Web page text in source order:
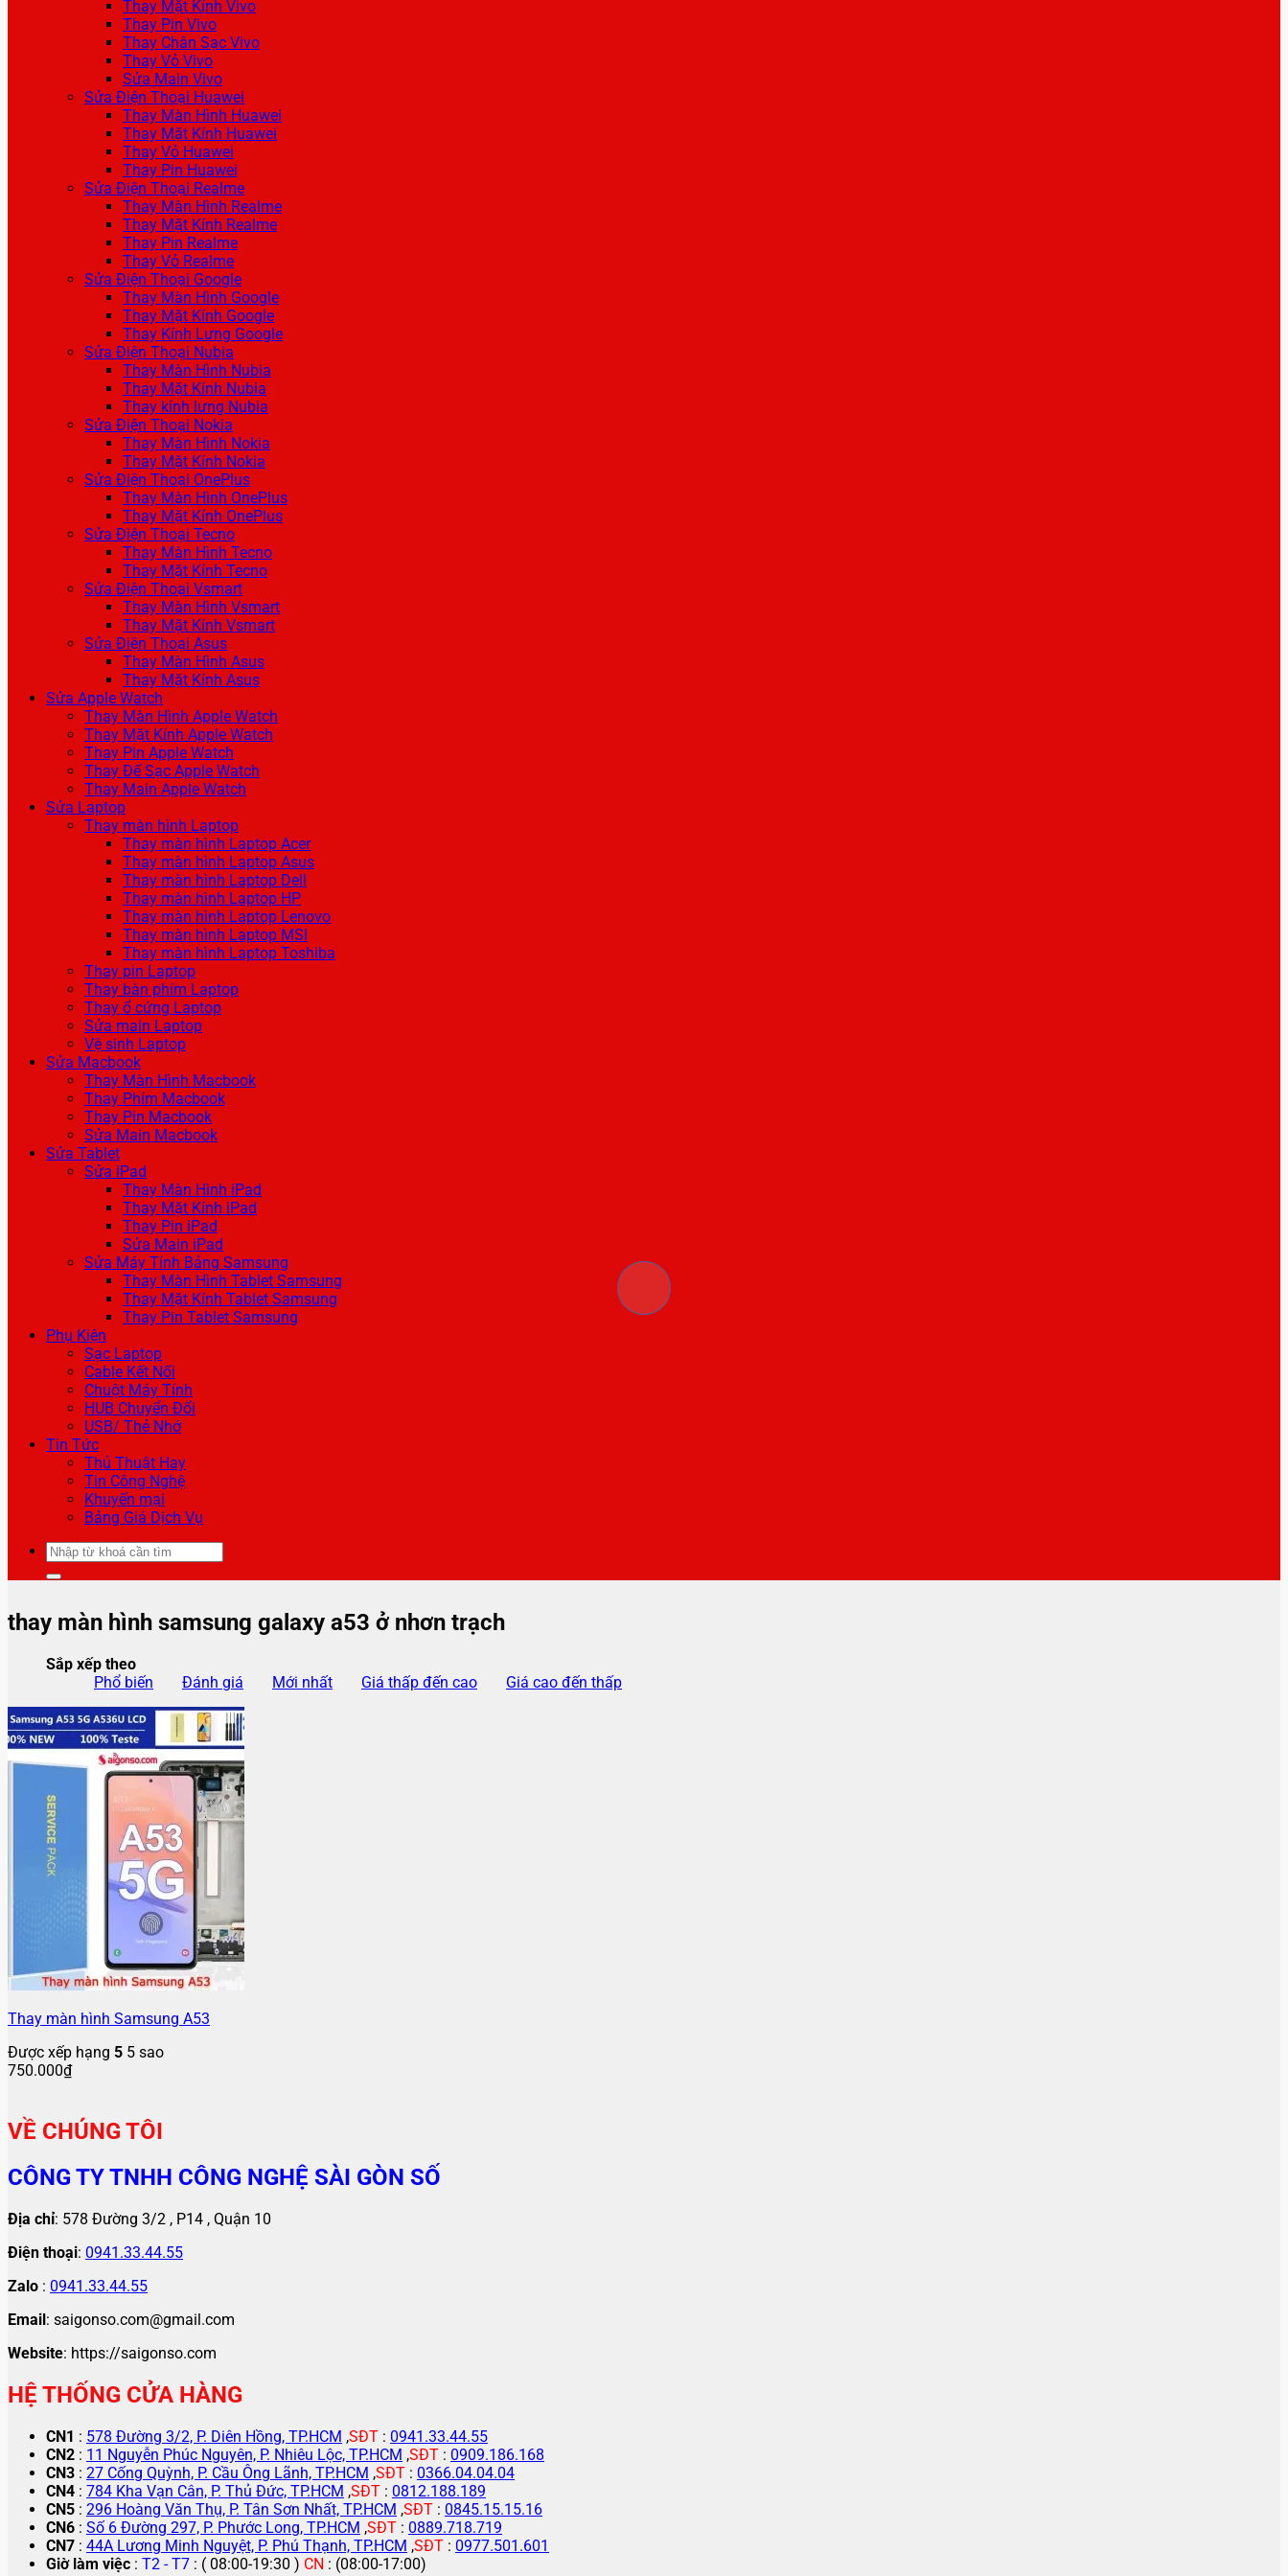
Thay Mặt Kính Vivo
Thay Pin Vivo
Thay Chân Sạc Vivo
Thay Vỏ Vivo
Sửa Main Vivo
Sửa Điện Thoại Huawei
Thay Màn Hình Huawei
Thay Mặt Kính Huawei
Thay Vỏ Huawei
Thay Pin Huawei
Sửa Điện Thoại Realme
Thay Màn Hình Realme
Thay Mặt Kính Realme
Thay Pin Realme
Thay Vỏ Realme
Sửa Điện Thoại Google
Thay Màn Hình Google
Thay Mặt Kính Google
Thay Kính Lưng Google
Sửa Điện Thoại Nubia
Thay Màn Hình Nubia
Thay Mặt Kính Nubia
Thay kính lưng Nubia
Sửa Điện Thoại Nokia
Thay Màn Hình Nokia
Thay Mặt Kính Nokia
Sửa Điện Thoại OnePlus
Thay Màn Hình OnePlus
Thay Mặt Kính OnePlus
Sửa Điện Thoại Tecno
Thay Màn Hình Tecno
Thay Mặt Kính Tecno
Sửa Điện Thoại Vsmart
Thay Màn Hình Vsmart
Thay Mặt Kính Vsmart
Sửa Điện Thoại Asus
Thay Màn Hình Asus
Thay Mặt Kính Asus
Sửa Apple Watch
Thay Màn Hình Apple Watch
Thay Mặt Kính Apple Watch
Thay Pin Apple Watch
Thay Đế Sạc Apple Watch
Thay Main Apple Watch
Sửa Laptop
Thay màn hình Laptop
Thay màn hình Laptop Acer
Thay màn hình Laptop Asus
Thay màn hình Laptop Dell
Thay màn hình Laptop HP
Thay màn hình Laptop Lenovo
Thay màn hình Laptop MSI
Thay màn hình Laptop Toshiba
Thay pin Laptop
Thay bàn phím Laptop
Thay ổ cứng Laptop
Sửa main Laptop
Vệ sinh Laptop
Sửa Macbook
Thay Màn Hình Macbook
Thay Phím Macbook
Thay Pin Macbook
Sửa Main Macbook
Sửa Tablet
Sửa iPad
Thay Màn Hình iPad
Thay Mặt Kính iPad
Thay Pin iPad
Sửa Main iPad
Sửa Máy Tính Bảng Samsung
Thay Màn Hình Tablet Samsung
Thay Mặt Kính Tablet Samsung
Thay Pin Tablet Samsung
Phụ Kiện
Sạc Laptop
Cable Kết Nối
Chuột Máy Tính
HUB Chuyển Đổi
USB/ Thẻ Nhớ
Tin Tức
Thủ Thuật Hay
Tin Công Nghệ
Khuyến mại
Bảng Giá Dịch Vụ
Tìm
kiếm:
thay màn hình samsung galaxy a53 ở nhơn trạch
Sắp xếp theo
Phổ biến
Đánh giá Mới nhất Giá thấp đến cao Giá cao đến thấp
Thay màn hình Samsung A53
Được xếp hạng 5 5 sao
750.000₫
VỀ CHÚNG TÔI
CÔNG TY TNHH CÔNG NGHỆ SÀI GÒN SỐ
Địa chỉ: 578 Đường 3/2 , P14 , Quận 10
Điện thoại: 0941.33.44.55
Zalo : 0941.33.44.55
Email: saigonso.com@gmail.com
Website: https://saigonso.com
HỆ THỐNG CỬA HÀNG
CN1 : 578 Đường 3/2, P. Diên Hồng, TP.HCM ,SĐT : 0941.33.44.55
CN2 : 11 Nguyễn Phúc Nguyên, P. Nhiêu Lộc, TP.HCM ,SĐT : 0909.186.168
CN3 : 27 Cống Quỳnh, P. Cầu Ông Lãnh, TP.HCM ,SĐT : 0366.04.04.04
CN4 : 784 Kha Vạn Cân, P. Thủ Đức, TP.HCM ,SĐT : 0812.188.189
CN5 : 296 Hoàng Văn Thụ, P. Tân Sơn Nhất, TP.HCM ,SĐT : 0845.15.15.16
CN6 : Số 6 Đường 297, P. Phước Long, TP.HCM ,SĐT : 0889.718.719
CN7 : 44A Lương Minh Nguyệt, P. Phú Thạnh, TP.HCM ,SĐT : 0977.501.601
Giờ làm việc : T2 - T7 : ( 08:00-19:30 ) CN : (08:00-17:00)